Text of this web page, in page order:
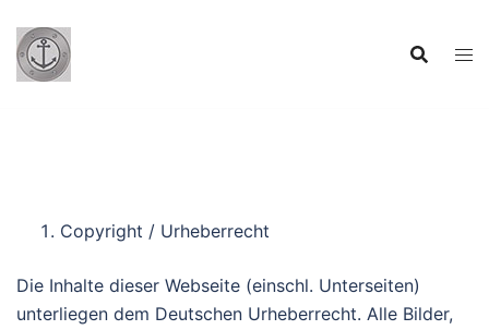
Copyright / Urheberrecht
Die Inhalte dieser Webseite (einschl. Unterseiten)
unterliegen dem Deutschen Urheberrecht. Alle Bilder,